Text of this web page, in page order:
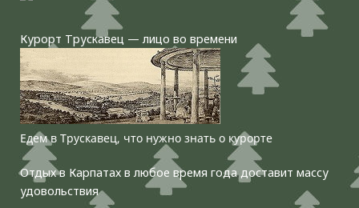
Курорт Трускавец — лицо во времени
Едем в Трускавец, что нужно знать о курорте
Отдых в Карпатах в любое время года доставит массу
удовольствия